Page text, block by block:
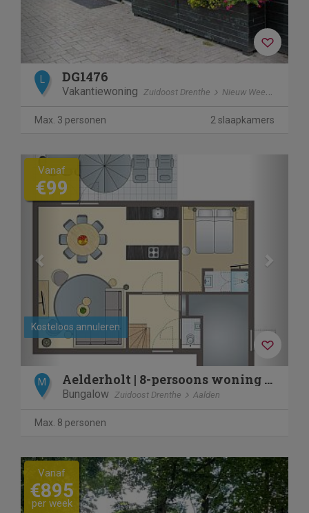
L DG1476
Vakantiewoning Zuidoost Drenthe Nieuw Weerdinge
Max. 3 personen 2 slaapkamers
Previous
Kosteloos annuleren
Vanaf
€99
M Aelderholt | 8-persoons woning | 8EL
Bungalow Zuidoost Drenthe Aalden
Max. 8 personen
Previous Next
Vanaf
€895
per week